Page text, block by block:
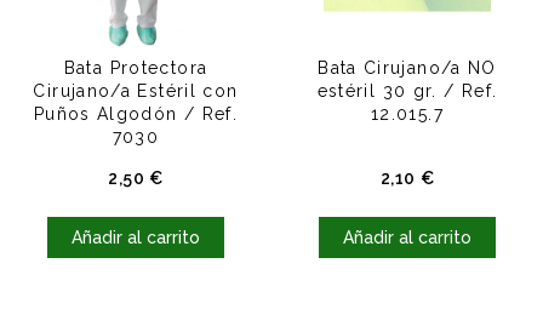
Bata Protectora
Cirujano/a Estéril con
Puños Algodón / Ref.
7030
2,50 €Precio
Añadir al carrito
Bata Cirujano/a NO
estéril 30 gr. / Ref.
12.015.7
2,10 €Precio
Añadir al carrito